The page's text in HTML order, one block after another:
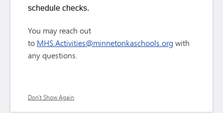
Các nghiên cứu đã chứng minh rằng những học sinh
thành tích học tập cao hơn, phát triển nhân cách và kỹ
năng xã hội tốt hơn, đồng thời có nhận thức sâu sắc hơn
về tầm quan trọng của việc tham gia vào các hoạt động
schedule checks.
You may reach out
to MHS.Activities@minnetonkaschools.org with
any questions.
Don't Show Again